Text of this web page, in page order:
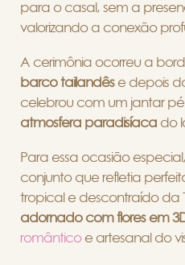
para o casal, sem a
valorizando a conexão
A cerimônia ocorreu a
barco tailandês e depois
celebrou com um jantar
atmosfera paradisíaca do
Para essa ocasião
conjunto que refletia
tropical e descontraído da
adornado com flores em
românticoe artesanal do